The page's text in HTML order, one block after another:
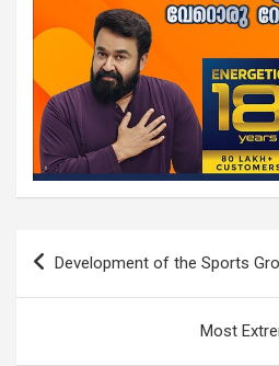
Post
navigation
Development of the Sports
Most